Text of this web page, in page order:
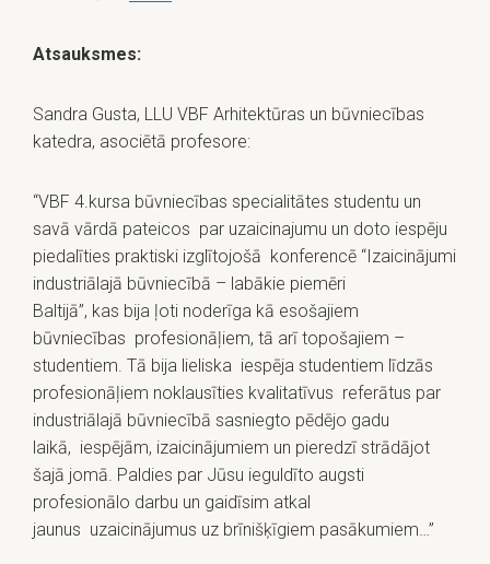
Atsauksmes:
Sandra Gusta, LLU VBF Arhitektūras un būvniecības
katedra, asociētā profesore:
“VBF 4.kursa būvniecības specialitātes studentu un
savā vārdā pateicos par uzaicinajumu un doto iespēju
piedalīties praktiski izglītojošā konferencē “Izaicinājumi
industriālajā būvniecībā – labākie piemēri
Baltijā”, kas bija ļoti noderīga kā esošajiem
būvniecības profesionāļiem, tā arī topošajiem –
studentiem. Tā bija lieliska iespēja studentiem līdzās
profesionāļiem noklausīties kvalitatīvus referātus par
industriālajā būvniecībā sasniegto pēdējo gadu
laikā, iespējām, izaicinājumiem un pieredzī strādājot
šajā jomā. Paldies par Jūsu ieguldīto augsti
profesionālo darbu un gaidīsim atkal
jaunus uzaicinājumus uz brīnišķīgiem pasākumiem…”